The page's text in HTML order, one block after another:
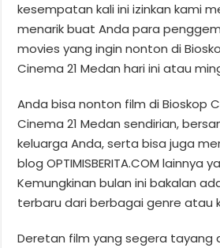
kesempatan kali ini izinkan kami
menarik buat Anda para
movies yang ingin nonton di
Cinema 21 Medan hari ini atau
Anda bisa nonton film di Bioskop
Cinema 21 Medan sendirian,
keluarga Anda, serta bisa juga
blog OPTIMISBERITA.COM lainnya
Kemungkinan bulan ini bakalan
terbaru dari berbagai genre atau
Deretan film yang segera tayang